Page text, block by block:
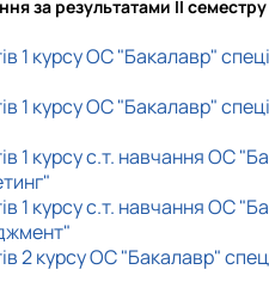
за результатами II семестру
1 курсу ОС "Бакалавр" спеці
1 курсу ОС "Бакалавр" спеці
1 курсу с.т. навчання ОС
1 курсу с.т. навчання ОС
2 курсу ОС "Бакалавр"